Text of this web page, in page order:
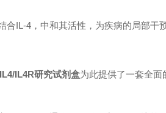
IL-4，中和其活性，为疾病的局部干
IL4/IL4R研究试剂盒为此提供了一套全面